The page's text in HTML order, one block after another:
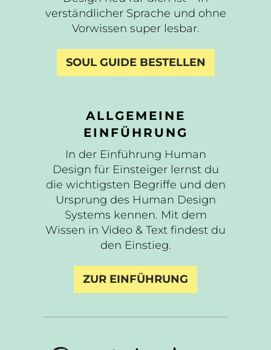
verständlicher Sprache und ohne
Vorwissen super lesbar.
SOUL GUIDE BESTELLEN
ALLGEMEINE
EINFÜHRUNG
In der Einführung Human
Design für Einsteiger lernst du
die wichtigsten Begriffe und den
Ursprung des Human Design
Systems kennen. Mit dem
Wissen in Video & Text findest du
den Einstieg.
ZUR EINFÜHRUNG